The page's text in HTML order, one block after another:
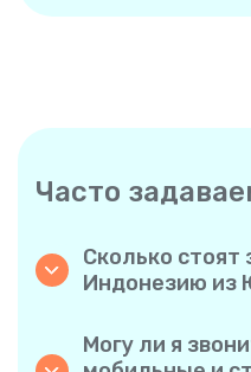
Часто
Сколько стоят
Индонезию из
актуальными
Могу ли я